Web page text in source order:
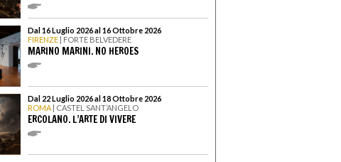
Dal 16 Luglio 2026 al 16 Ottobre 2026
FIRENZE | FORTE BELVEDERE
MARINO MARINI. NO HEROES
Dal 22 Luglio 2026 al 18 Ottobre 2026
ROMA | CASTEL SANT’ANGELO
ERCOLANO. L’ARTE DI VIVERE